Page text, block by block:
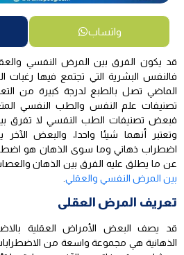
واتساب
قد يكون الفرق بين المرض النفسي
فالنفس البشرية التي تجتمع فيها رغبات
الماضي تصل بالطبع لدرجة كبيرة من
تصنيفات علم النفس والطب النفسي
فبعض تصنيفات الطب النفسي لا تفرق
وتعتبر أنهما شيئا واحدا، والبعض
اضطراب ذهاني وما سوى الذهان هو
عن ما يطلق عليه الفرق بين الذهان
بين المرض النفسي والعقلي
تعريف المرض العقلى
قد يصف البعض الأمراض العقلية
الذهانية هي مجموعة واسعة من